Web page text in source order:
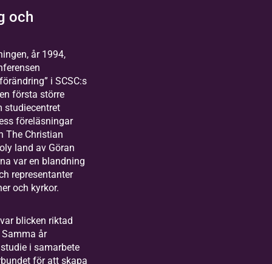
och
år 1994,
i SCSC:s
första större
studiecentret
föreläsningar
The Christian
land av Göran
var en blandning
representanter
och kyrkor.
blicken riktad
år
i samarbete
för att skapa